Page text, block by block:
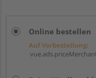
Online bestellen
Auf Vorbestellung: